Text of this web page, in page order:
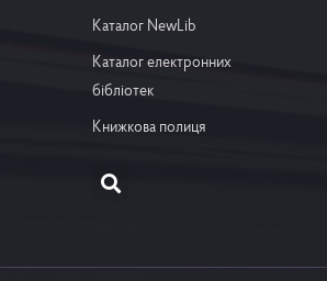
Каталог NewLib
Каталог електронних
бібліотек
Книжкова полиця